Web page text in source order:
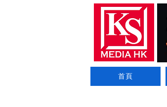
首頁